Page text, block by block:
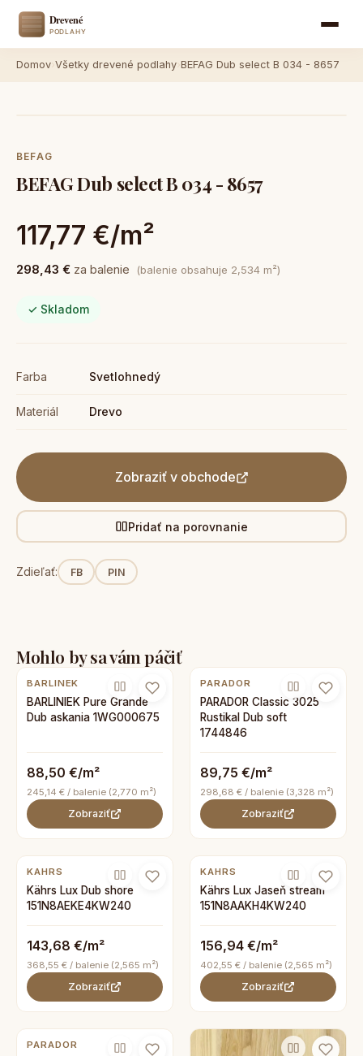
Domov Všetky drevené podlahy BEFAG Dub select B 034 - 8657
BEFAG
BEFAG Dub select B 034 - 8657
117,77 €/m²
298,43 € za balenie (balenie obsahuje 2,534 m²)
✓ Skladom
Farba Svetlohnedý
Materiál Drevo
Zobraziť v obchode
Pridať na porovnanie
Zdieľať: FB PIN
Mohlo by sa vám páčiť
BARLINEK
BARLINIEK Pure Grande
Dub askania 1WG000675
88,50 €/m²
245,14 € / balenie (2,770 m²)
Zobraziť
PARADOR
PARADOR Classic 3025
Rustikal Dub soft
1744846
89,75 €/m²
298,68 € / balenie (3,328 m²)
Zobraziť
KAHRS
Kährs Lux Dub shore
151N8AEKE4KW240
143,68 €/m²
368,55 € / balenie (2,565 m²)
Zobraziť
KAHRS
Kährs Lux Jaseň stream
151N8AAKH4KW240
156,94 €/m²
402,55 € / balenie (2,565 m²)
Zobraziť
PARADOR